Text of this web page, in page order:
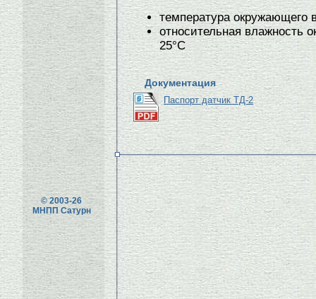
температура окружающего
относительная влажность
25°С
Документация
Паспорт датчик ТД-2
© 2003-26
МНПП Сатурн